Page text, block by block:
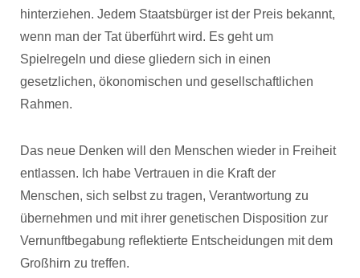
hinterziehen. Jedem Staatsbürger ist der Preis bekannt,
wenn man der Tat überführt wird. Es geht um
Spielregeln und diese gliedern sich in einen
gesetzlichen, ökonomischen und gesellschaftlichen
Rahmen.
Das neue Denken will den Menschen wieder in Freiheit
entlassen. Ich habe Vertrauen in die Kraft der
Menschen, sich selbst zu tragen, Verantwortung zu
übernehmen und mit ihrer genetischen Disposition zur
Vernunftbegabung reflektierte Entscheidungen mit dem
Großhirn zu treffen.